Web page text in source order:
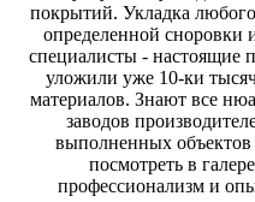
покрытий. Укладка
определенной сноровки
специалисты - настоящие
уложили уже 10-ки
материалов. Знают все
заводов
выполненных
посмотреть в
профессионализм и